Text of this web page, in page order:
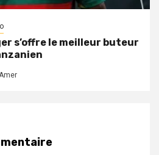
s’offre le meilleur buteur